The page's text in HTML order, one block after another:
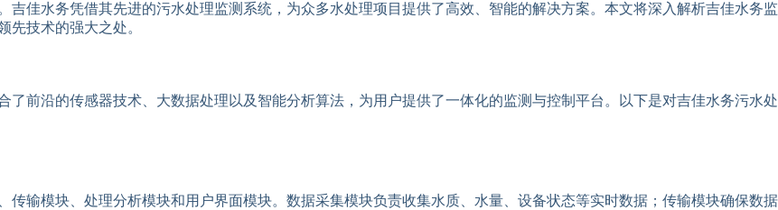
佳水务凭借其先进的污水处理监测系统，为众多水处理项目提供了高效、智能的解决方案。本文将深入解析吉佳水务监
先技术的强大之处。
前沿的传感器技术、大数据处理以及智能分析算法，为用户提供了一体化的监测与控制平台。以下是对吉佳水务污水处
输模块、处理分析模块和用户界面模块。数据采集模块负责收集水质、水量、设备状态等实时数据；传输模块确保数据